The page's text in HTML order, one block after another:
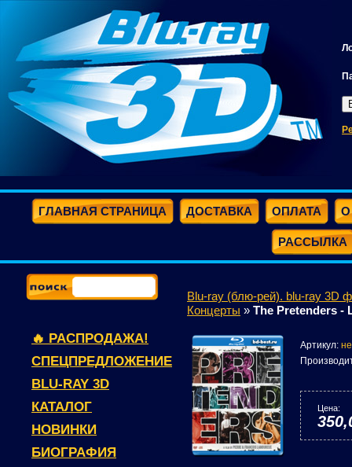
ГЛАВНАЯ СТРАНИЦА ДОСТАВКА ОПЛАТА О
РАССЫЛКА
🔥 РАСПРОДАЖА!
СПЕЦПРЕДЛОЖЕНИЕ
BLU-RAY 3D
КАТАЛОГ
НОВИНКИ
БИОГРАФИЯ
Blu-ray (блю-рей). blu-ray 3D
Концерты » The Pretenders -
Артикул:
Цена: